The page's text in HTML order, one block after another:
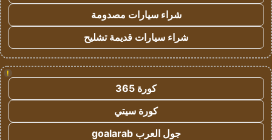
شراء سيارات مصدومة
شراء سيارات قديمة تشليح
!
كورة 365
كورة سيتي
جول العرب goalarab